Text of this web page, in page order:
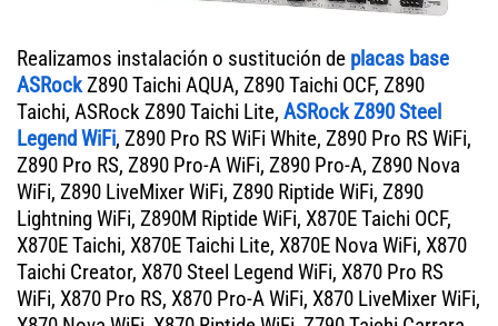
Realizamos instalación o sustitución de placas base
ASRockZ890 Taichi AQUA, Z890 Taichi OCF, Z890
Taichi, ASRock Z890 Taichi Lite, ASRock Z890 Steel
Legend WiFi, Z890 Pro RS WiFi White, Z890 Pro RS WiFi,
Z890 Pro RS, Z890 Pro-A WiFi, Z890 Pro-A, Z890 Nova
WiFi, Z890 LiveMixer WiFi, Z890 Riptide WiFi, Z890
Lightning WiFi, Z890M Riptide WiFi, X870E Taichi OCF,
X870E Taichi, X870E Taichi Lite, X870E Nova WiFi, X870
Taichi Creator, X870 Steel Legend WiFi, X870 Pro RS
WiFi, X870 Pro RS, X870 Pro-A WiFi, X870 LiveMixer WiFi,